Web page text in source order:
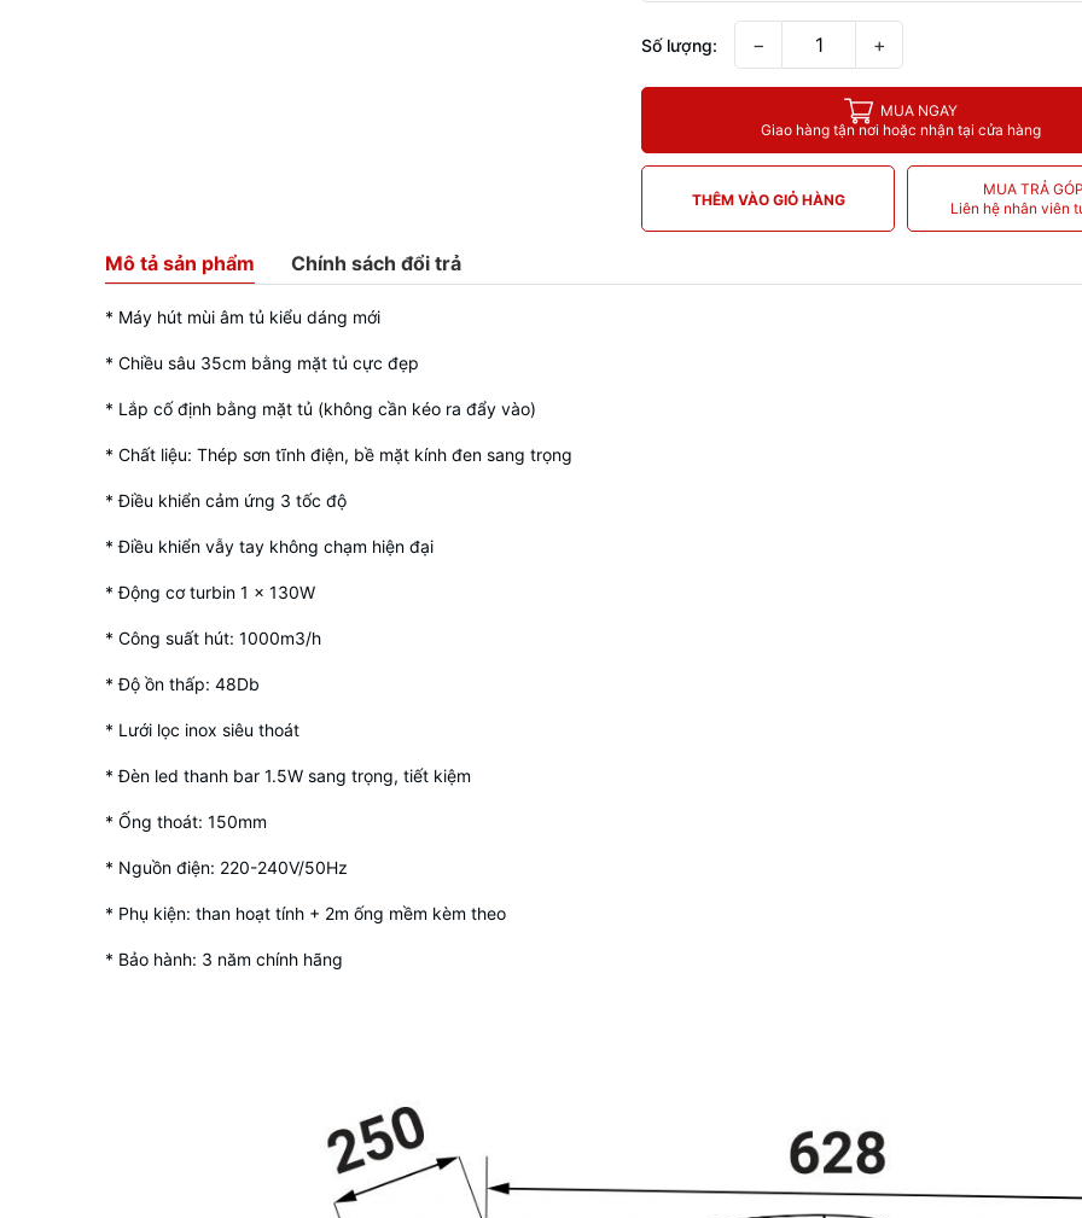
Số lượng: − +
MUA NGAY
Giao hàng tận nơi hoặc nhận tại cửa hàng
THÊM VÀO GIỎ HÀNG
MUA TRẢ GÓP
Liên hệ nhân viên
Mô tả sản phẩm Chính sách đổi trả
* Máy hút mùi âm tủ kiểu dáng mới
* Chiều sâu 35cm bằng mặt tủ cực đẹp
* Lắp cố định bằng mặt tủ (không cần kéo ra đẩy vào)
* Chất liệu: Thép sơn tĩnh điện, bề mặt kính đen sang trọng
* Điều khiển cảm ứng 3 tốc độ
* Điều khiển vẫy tay không chạm hiện đại
* Động cơ turbin 1 x 130W
* Công suất hút: 1000m3/h
* Độ ồn thấp: 48Db
* Lưới lọc inox siêu thoát
* Đèn led thanh bar 1.5W sang trọng, tiết kiệm
* Ống thoát: 150mm
* Nguồn điện: 220-240V/50Hz
* Phụ kiện: than hoạt tính + 2m ống mềm kèm theo
* Bảo hành: 3 năm chính hãng